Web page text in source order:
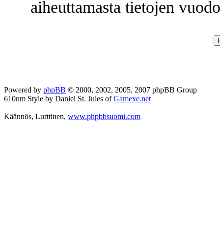
aiheuttamasta tietojen
Powered by phpBB © 2000, 2002, 2005, 2007 phpBB Group
610nm Style by Daniel St. Jules ofGamexe.net
Käännös, Lurttinen, www.phpbbsuomi.com